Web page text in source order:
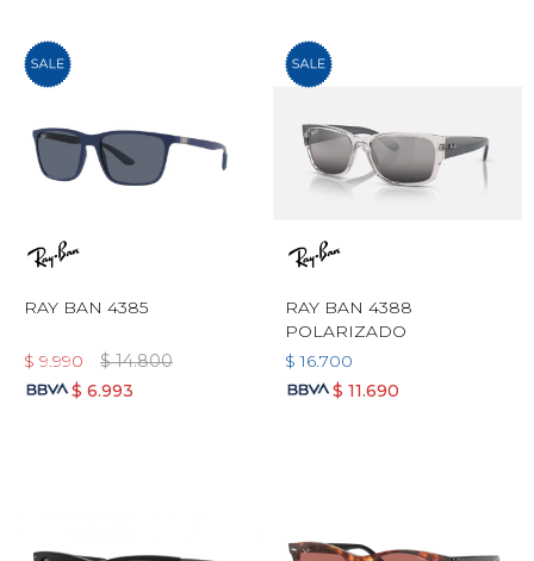
RAY BAN 4385
$ 9.990 $ 14.800
$ 6.993
RAY BAN 4388
POLARIZADO
$ 16.700
$ 11.690